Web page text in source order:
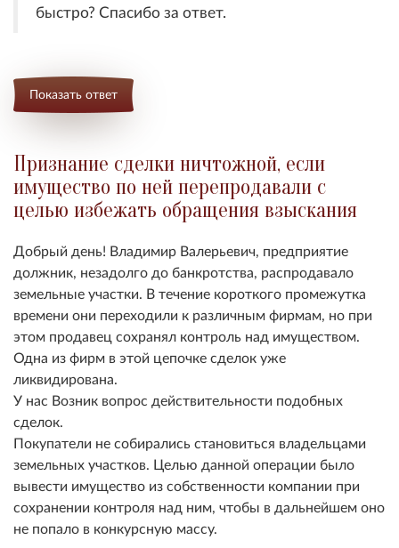
быстро? Спасибо за ответ.
Показать ответ
Признание сделки ничтожной, если
имущество по ней перепродавали с
целью избежать обращения взыскания
Добрый день! Владимир Валерьевич, предприятие
должник, незадолго до банкротства, распродавало
земельные участки. В течение короткого промежутка
времени они переходили к различным фирмам, но при
этом продавец сохранял контроль над имуществом.
Одна из фирм в этой цепочке сделок уже
ликвидирована.
У нас Возник вопрос действительности подобных
сделок.
Покупатели не собирались становиться владельцами
земельных участков. Целью данной операции было
вывести имущество из собственности компании при
сохранении контроля над ним, чтобы в дальнейшем оно
не попало в конкурсную массу.